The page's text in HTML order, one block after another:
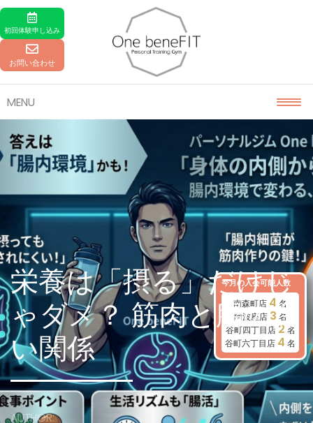
Skip to content
初回体験申し込み
お問い合わせ
MENU
今月の入会可能人数
南森町店 4 名
阿波座店 3 名
谷町四丁目店 2 名
谷町六丁目店 4 名
栄養は「摂る」だけじ
ゃダメ？ 筋肉と腸の深
い関係
AUTHOR: